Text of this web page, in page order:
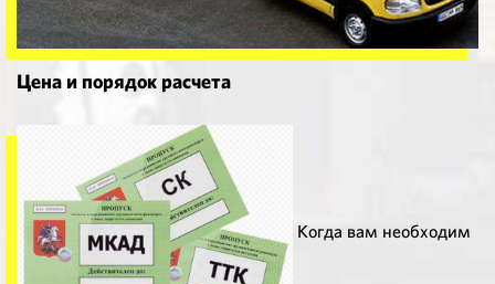
Цена и порядок расчета
Когда вам необходим